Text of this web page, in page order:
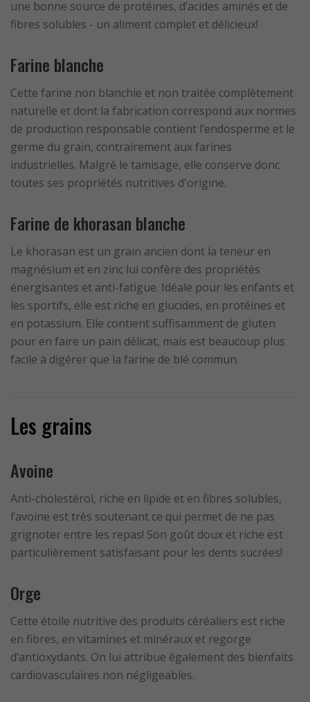
une bonne source de protéines, d’acides aminés et de
fibres solubles - un aliment complet et délicieux!
Farine blanche
Cette farine non blanchie et non traitée complètement
naturelle et dont la fabrication correspond aux normes
de production responsable contient l’endosperme et le
germe du grain, contrairement aux farines
industrielles. Malgré le tamisage, elle conserve donc
toutes ses propriétés nutritives d'origine.
Farine de khorasan blanche
Le khorasan est un grain ancien dont la teneur en
magnésium et en zinc lui confère des propriétés
énergisantes et anti-fatigue. Idéale pour les enfants et
les sportifs, elle est riche en glucides, en protéines et
en potassium. Elle contient suffisamment de gluten
pour en faire un pain délicat, mais est beaucoup plus
facile à digérer que la farine de blé commun.
Les grains
Avoine
Anti-cholestérol, riche en lipide et en fibres solubles,
l’avoine est très soutenant ce qui permet de ne pas
grignoter entre les repas! Son goût doux et riche est
particulièrement satisfaisant pour les dents sucrées!
Orge
Cette étoile nutritive des produits céréaliers est riche
en fibres, en vitamines et minéraux et regorge
d’antioxydants. On lui attribue également des bienfaits
cardiovasculaires non négligeables.